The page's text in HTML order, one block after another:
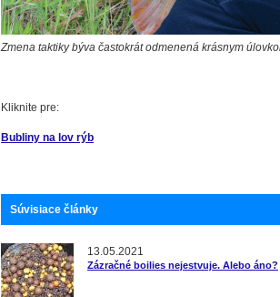
Zmena taktiky býva častokrát odmenená krásnym
Kliknite pre:
Bubliny na lov rýb
Súvisiace články
13.05.2021
Zázračné boilies nejestvuje. Alebo áno?